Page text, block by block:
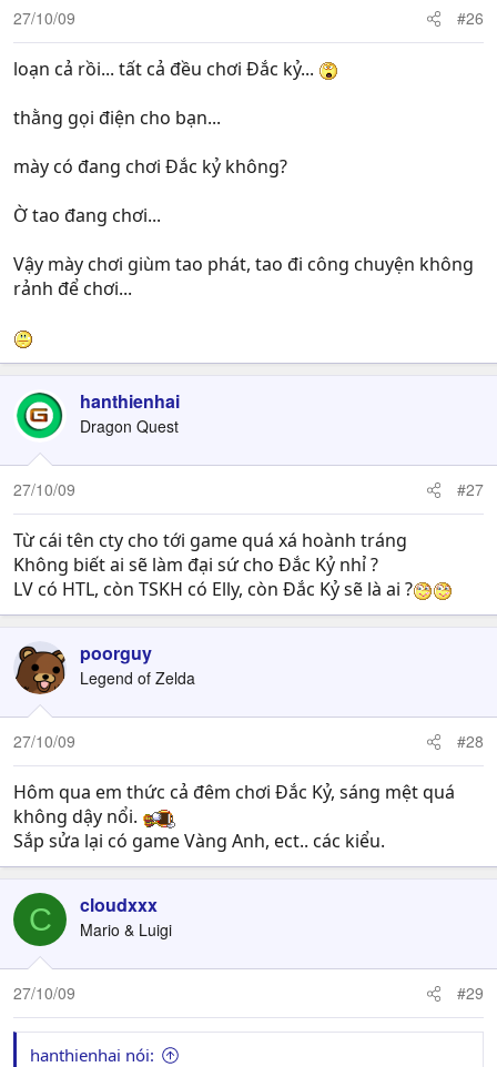
27/10/09 #26
loạn cả rồi... tất cả đều chơi Đắc kỷ...
thằng gọi điện cho bạn...
mày có đang chơi Đắc kỷ không?
Ờ tao đang chơi...
Vậy mày chơi giùm tao phát, tao đi công chuyện không
rảnh để chơi...
hanthienhai
Dragon Quest
27/10/09 #27
Từ cái tên cty cho tới game quá xá hoành tráng
Không biết ai sẽ làm đại sứ cho Đắc Kỷ nhỉ ?
LV có HTL, còn TSKH có Elly, còn Đắc Kỷ sẽ là ai ?
poorguy
Legend of Zelda
27/10/09 #28
Hôm qua em thức cả đêm chơi Đắc Kỷ, sáng mệt quá
không dậy nổi.
Sắp sửa lại có game Vàng Anh, ect.. các kiểu.
C cloudxxx
Mario & Luigi
27/10/09 #29
hanthienhai nói: